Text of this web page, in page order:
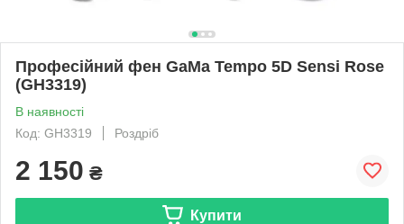
Професійний фен GaMa Tempo 5D Sensi Rose
(GH3319)
В наявності
Код: GH3319
Роздріб
2 150 ₴
Купити